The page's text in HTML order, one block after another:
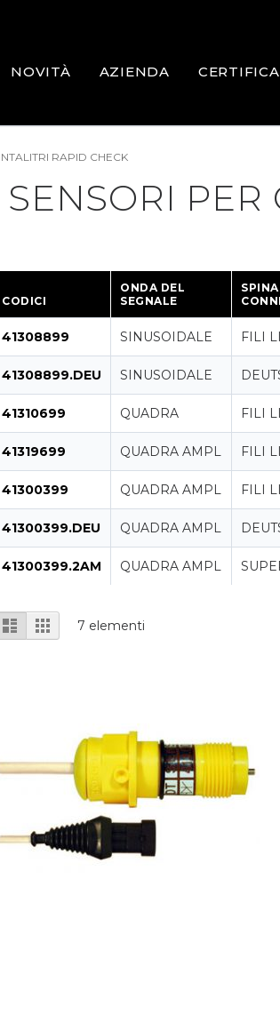
NOVITÀ AZIENDA
RAPID CHECK
SENSORI
CODICI
ONDA DEL
SEGNALE
41308899 SINUSOIDALE FILI
41308899.DEU SINUSOIDALE
41310699 QUADRA FILI
41319699 QUADRA AMPL FILI
41300399 QUADRA AMPL FILI
41300399.DEU QUADRA AMPL
41300399.2AM QUADRA AMPL
Mostra
come
Lista Griglia
7 elementi